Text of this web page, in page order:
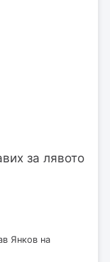
за лявото
Янков на